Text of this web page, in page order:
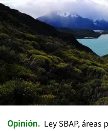
Opinión Ley SBAP,